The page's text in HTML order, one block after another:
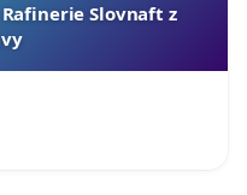
Slovnaft z